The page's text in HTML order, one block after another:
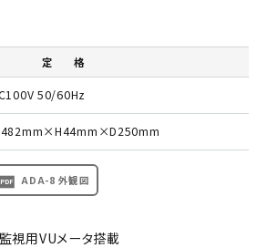
定 格
50/60Hz
ADA-8 外観図
視用VUメータ搭載